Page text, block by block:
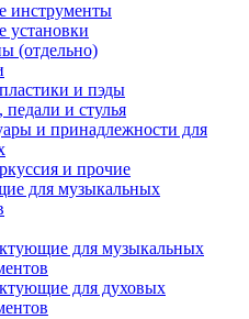
инструменты
установки
(отдельно)
и пэды
и стулья
и принадлежности для
и прочие
для музыкальных
для музыкальных
для духовых